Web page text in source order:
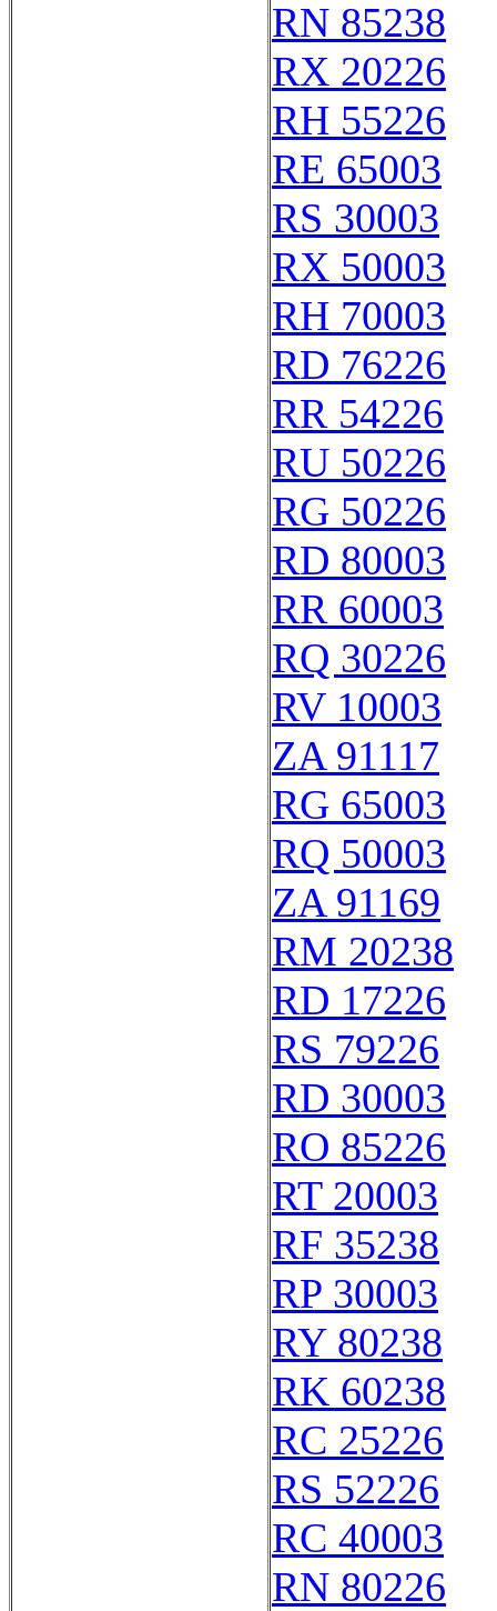
RN 85238
RX 20226
RH 55226
RE 65003
RS 30003
RX 50003
RH 70003
RD 76226
RR 54226
RU 50226
RG 50226
RD 80003
RR 60003
RQ 30226
RV 10003
ZA 91117
RG 65003
RQ 50003
ZA 91169
RM 20238
RD 17226
RS 79226
RD 30003
RO 85226
RT 20003
RF 35238
RP 30003
RY 80238
RK 60238
RC 25226
RS 52226
RC 40003
RN 80226